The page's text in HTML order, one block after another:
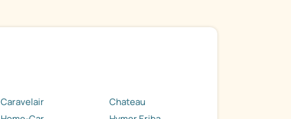
Caravelair
Chateau